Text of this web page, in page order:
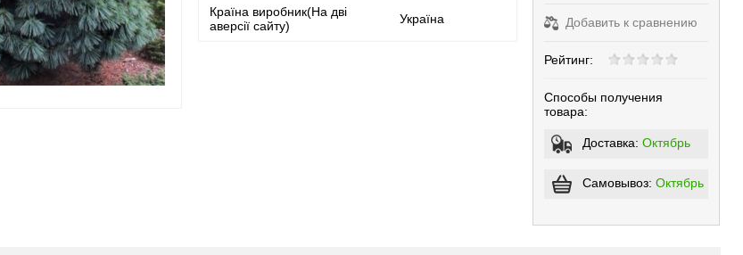
Країна виробник(На дві
аверсії сайту)
Україна Добавить к сравнению
Рейтинг:
Способы получения
товара:
Доставка: Октябрь
Самовывоз: Октябрь